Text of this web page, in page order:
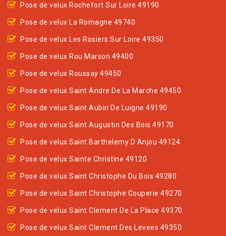
Pose de velux Rochefort Sur Loire 49190
Pose de velux La Romagne 49740
Pose de velux Les Rosiers Sur Loire 49350
Pose de velux Rou Marson 49400
Pose de velux Roussay 49450
Pose de velux Saint Andre De La Marche 49450
Pose de velux Saint Aubin De Luigne 49190
Pose de velux Saint Augustin Des Bois 49170
Pose de velux Saint Barthelemy D Anjou 49124
Pose de velux Sainte Christine 49120
Pose de velux Saint Christophe Du Bois 49280
Pose de velux Saint Christophe Couperie 49270
Pose de velux Saint Clement De La Place 49370
Pose de velux Saint Clement Des Levees 49350